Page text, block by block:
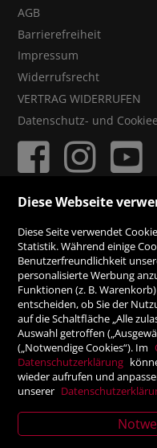
letter
AGB
Barrierefreiheit
Impressum
Widerrufsrecht
VERTRAG WIDERRUFEN
Datenschutz- und
Vorauskasse
SICHER
Diese Webseite
Diese Seite verwendet
Statistik. Während einige
Benutzerfreundlichkeit
personalisierte Werbung
Funktionen (z. B.
entscheiden, ob Sie der
auf die Schaltfläche „Alle
Auswahl getroffen
(„Notwendige Cookies“). Im
Datenschutzerklärung
wieder aufrufen und
unserer